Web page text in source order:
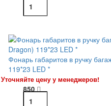
Фонарь габаритов в ручку
119*23 LED *
Уточняйте цену у менеджеров!
850